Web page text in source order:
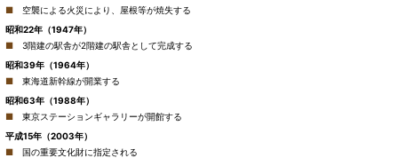
空襲による火災により、屋根等が焼失する
昭和22年（1947年）
3階建の駅舎が2階建の駅舎として完成する
昭和39年（1964年）
東海道新幹線が開業する
昭和63年（1988年）
東京ステーションギャラリーが開館する
平成15年（2003年）
国の重要文化財に指定される